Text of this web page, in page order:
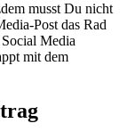
musst Du nicht
Post das Rad
Media
mit dem